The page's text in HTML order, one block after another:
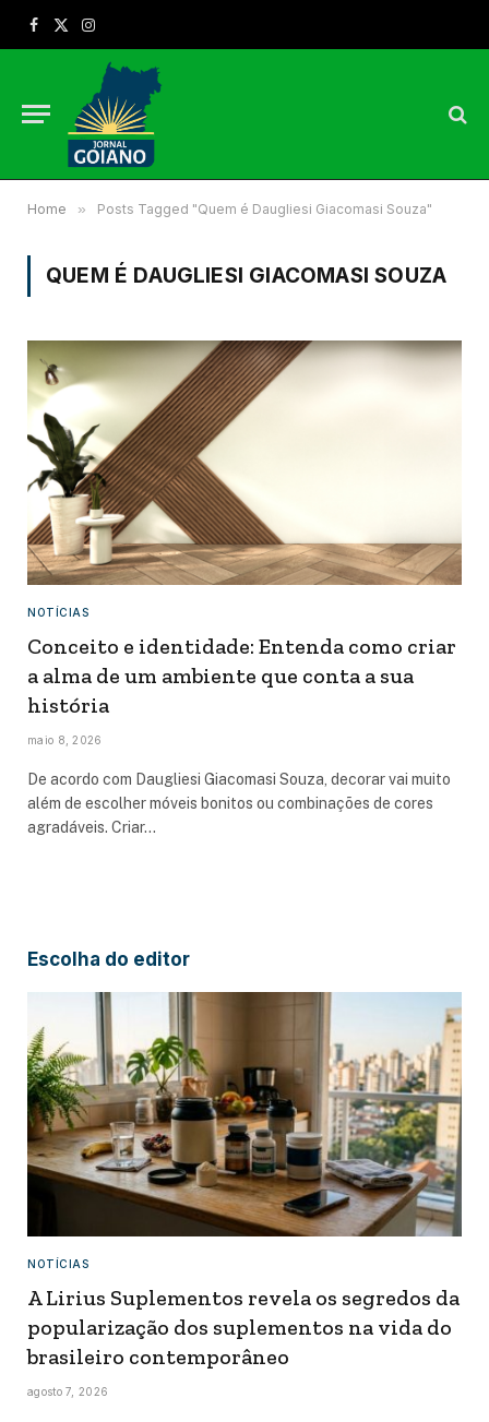
Facebook
X
Instagram
Home » Posts Tagged "Quem é Daugliesi Giacomasi Souza"
QUEM É DAUGLIESI GIACOMASI SOUZA
NOTÍCIAS
Conceito e identidade: Entenda como criar
a alma de um ambiente que conta a sua
história
maio 8, 2026
De acordo com Daugliesi Giacomasi Souza, decorar vai muito
além de escolher móveis bonitos ou combinações de cores
agradáveis. Criar…
Escolha do editor
NOTÍCIAS
A Lirius Suplementos revela os segredos da
popularização dos suplementos na vida do
brasileiro contemporâneo
agosto 7, 2026